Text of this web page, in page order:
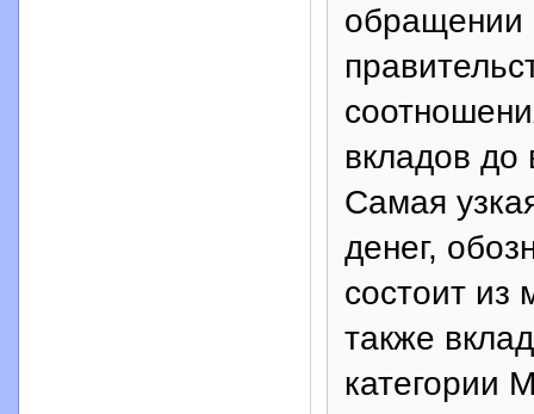
обращении
вкладов до
Самая
денег,
состоит из
также
категории